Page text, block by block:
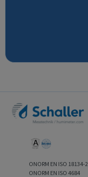
ONORM EN ISO 18134-2
ONORM EN ISO 4684